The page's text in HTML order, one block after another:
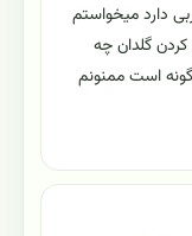
بعد افتاب غربی دارد میخواستم
کردن گلدان چه
است ممنونم